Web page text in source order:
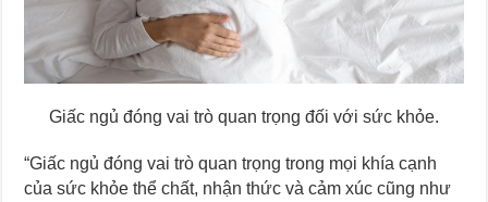
Giấc ngủ đóng vai trò quan trọng đối với sức khỏe.
“Giấc ngủ đóng vai trò quan trọng trong mọi khía cạnh
của sức khỏe thể chất, nhận thức và cảm xúc cũng như